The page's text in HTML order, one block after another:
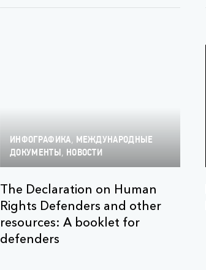
ИНФОГРАФИКА, МЕЖДУНАРОДНЫЕ
ДОКУМЕНТЫ , НОВОСТИ
The Declaration on Human
Rights Defenders and other
resources: A booklet for
defenders